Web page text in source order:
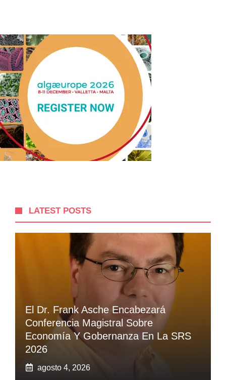
LATEST POSTS
El Dr. Frank Asche Encabezará
Conferencia Magistral Sobre
Economía Y Gobernanza En La SRS
2026
agosto 4, 2026